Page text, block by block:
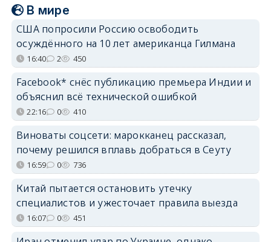
В мире
США попросили Россию освободить
осуждённого на 10 лет американца Гилмана
16:40 2 450
Facebook* снёс публикацию премьера Индии и
объяснил всё технической ошибкой
22:16 0 410
Виноваты соцсети: марокканец рассказал,
почему решился вплавь добраться в Сеуту
16:59 0 736
Китай пытается остановить утечку
специалистов и ужесточает правила выезда
16:07 0 451